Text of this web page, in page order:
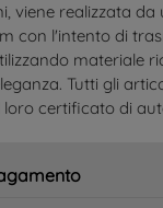
viene realizzata
con l'intento di
materiale
Tutti gli
loro certificato di